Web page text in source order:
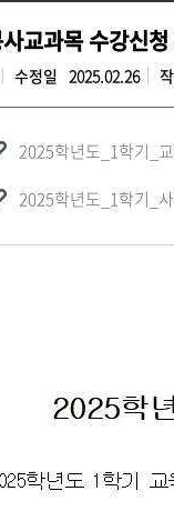
교과목 수강신
수정일 2025.02.26
2025학년도_1학기_
2025학년도_1학기_